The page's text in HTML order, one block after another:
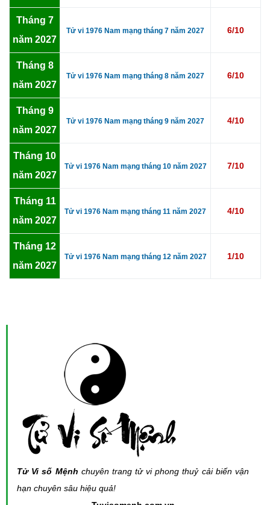
Tháng 7
năm 2027
Tử vi 1976 Nam mạng tháng 7 năm 2027 6/10
Tháng 8
năm 2027
Tử vi 1976 Nam mạng tháng 8 năm 2027 6/10
Tháng 9
năm 2027
Tử vi 1976 Nam mạng tháng 9 năm 2027 4/10
Tháng 10
năm 2027
Tử vi 1976 Nam mạng tháng 10 năm 2027 7/10
Tháng 11
năm 2027
Tử vi 1976 Nam mạng tháng 11 năm 2027 4/10
Tháng 12
năm 2027
Tử vi 1976 Nam mạng tháng 12 năm 2027 1/10
Tử Vi số Mệnh chuyên trang tử vi phong thuỷ cải biến vận
hạn chuyên sâu hiệu quả!